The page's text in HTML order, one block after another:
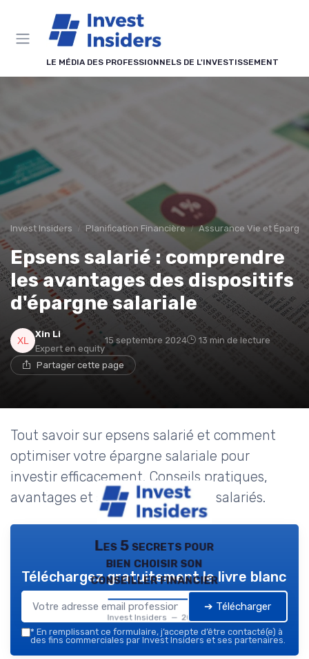
LE MÉDIA DES PROFESSIONNELS DE L'INVESTISSEMENT
Invest Insiders Planification Financière Assurance Vie et
Epsens salarié : comprendre
les avantages des dispositifs
d'épargne salariale
Xin Li
Expert en equity
15 septembre 2024 13 min de lecture
Partager cette page
Tout savoir sur epsens salarié et comment
optimiser votre épargne salariale pour
investir efficacement. Conseils pratiques,
avantages et stratégies pour les salariés.
Les 5 secrets pour
bien choisir son
conseiller financier
Invest Insiders — 2026
Téléchargez gratuitement le livre blanc
➔ Télécharger
* En remplissant ce formulaire, j’accepte d’être contacté(e) à
des fins commerciales par Invest Insiders et ses partenaires.